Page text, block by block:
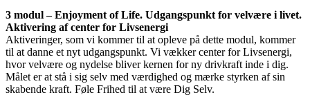
3 modul – Enjoyment of Life. Udgangspunkt for velvære i livet.
Aktivering af center for Livsenergi
Aktiveringer, som vi kommer til at opleve på dette modul, kommer
til at danne et nyt udgangspunkt. Vi vækker center for Livsenergi,
hvor velvære og nydelse bliver kernen for ny drivkraft inde i dig.
Målet er at stå i sig selv med værdighed og mærke styrken af sin
skabende kraft. Føle Frihed til at være Dig Selv.